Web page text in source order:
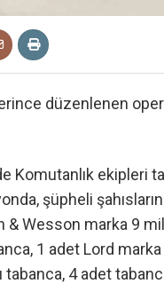
düzenlenen
Komutanlık ekipleri
şüpheli
& Wesson marka 9
1 adet Lord
tabanca, 4 adet